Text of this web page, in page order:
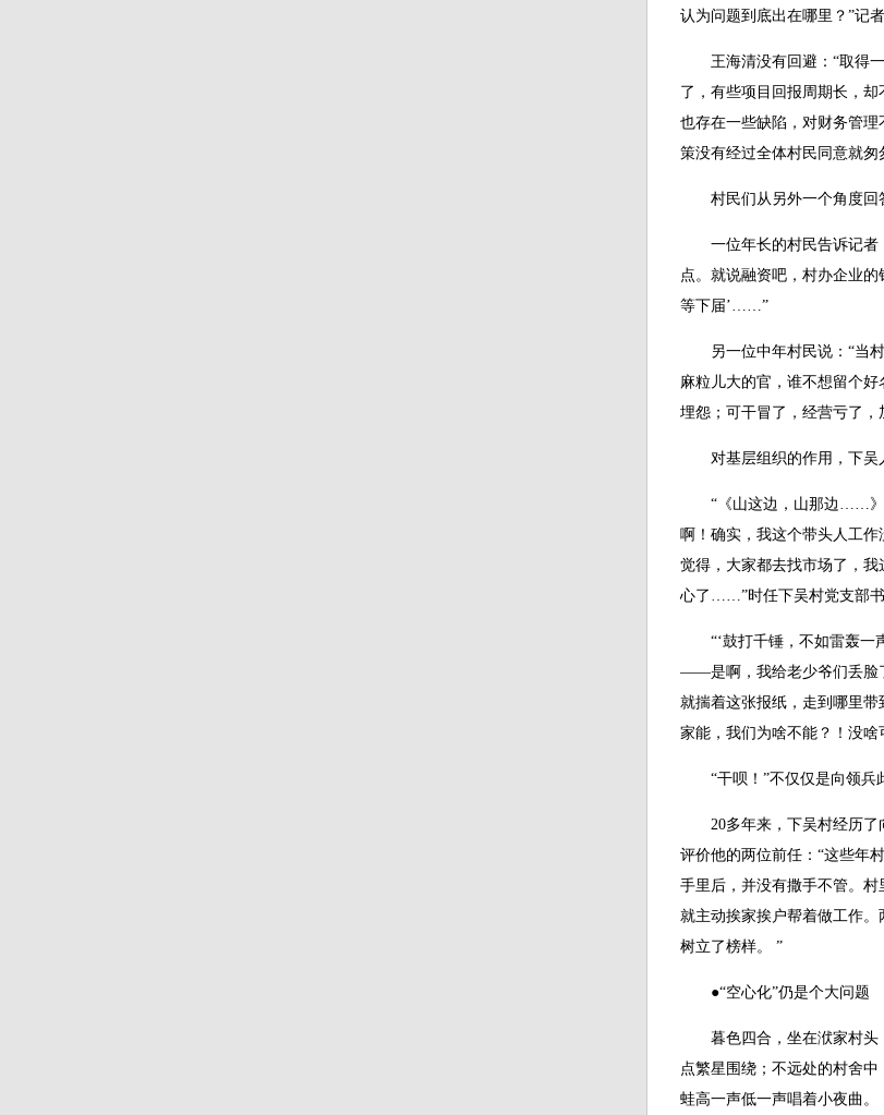
认为问题到底出在哪里？”记者
王海清没有回避：“取得一
了，有些项目回报周期长，
也存在一些缺陷，对财务管
策没有经过全体村民同意就
村民们从另外一个角度回
一位年长的村民告诉记者
点。就说融资吧，村办企业
等下届’……”
另一位中年村民说：“当村
麻粒儿大的官，谁不想留个
埋怨；可干冒了，经营亏了
对基层组织的作用，下吴
“《山这边，山那边……》
啊！确实，我这个带头人工
觉得，大家都去找市场了，
心了……”时任下吴村党支部书
“‘鼓打千锤，不如雷轰一
——是啊，我给老少爷们丢脸
就揣着这张报纸，走到哪里带
家能，我们为啥不能？！没
“干呗！”不仅仅是向领兵此
20多年来，下吴村经历了
评价他的两位前任：“这些年
手里后，并没有撒手不管。
就主动挨家挨户帮着做工作
树立了榜样。 ”
●“空心化”仍是个大问题
暮色四合，坐在洑家村头
点繁星围绕；不远处的村舍
蛙高一声低一声唱着小夜曲。